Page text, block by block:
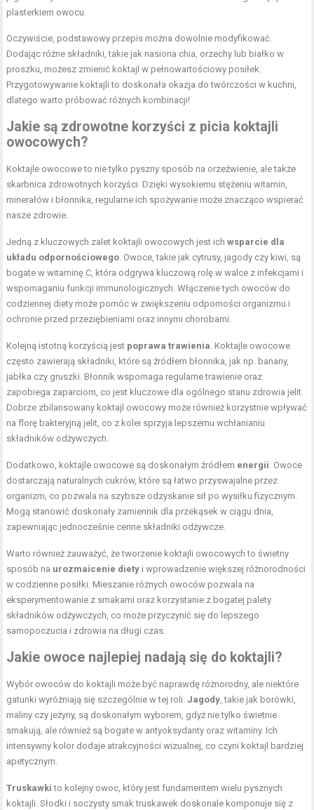
plasterkiem owocu.
Oczywiście, podstawowy przepis można dowolnie modyfikować.
Dodając różne składniki, takie jak nasiona chia, orzechy lub białko w
proszku, możesz zmienić koktajl w pełnowartościowy posiłek.
Przygotowywanie koktajli to doskonała okazja do twórczości w kuchni,
dlatego warto próbować różnych kombinacji!
Jakie są zdrowotne korzyści z picia koktajli
owocowych?
Koktajle owocowe to nie tylko pyszny sposób na orzeźwienie, ale także
skarbnica zdrowotnych korzyści. Dzięki wysokiemu stężeniu witamin,
minerałów i błonnika, regularne ich spożywanie może znacząco wspierać
nasze zdrowie.
Jedną z kluczowych zalet koktajli owocowych jest ichwsparcie dla
układu odpornościowego. Owoce, takie jak cytrusy, jagody czy kiwi, są
bogate w witaminę C, która odgrywa kluczową rolę w walce z infekcjami i
wspomaganiu funkcji immunologicznych. Włączenie tych owoców do
codziennej diety może pomóc w zwiększeniu odporności organizmu i
ochronie przed przeziębieniami oraz innymi chorobami.
Kolejną istotną korzyścią jest poprawa trawienia. Koktajle owocowe
często zawierają składniki, które są źródłem błonnika, jak np. banany,
jabłka czy gruszki. Błonnik wspomaga regularne trawienie oraz
zapobiega zaparciom, co jest kluczowe dla ogólnego stanu zdrowia jelit.
Dobrze zbilansowany koktajl owocowy może również korzystnie wpływać
na florę bakteryjną jelit, co z kolei sprzyja lepszemu wchłanianiu
składników odżywczych.
Dodatkowo, koktajle owocowe są doskonałym źródłem energii. Owoce
dostarczają naturalnych cukrów, które są łatwo przyswajalne przez
organizm, co pozwala na szybsze odzyskanie sił po wysiłku fizycznym.
Mogą stanowić doskonały zamiennik dla przekąsek w ciągu dnia,
zapewniając jednocześnie cenne składniki odżywcze.
Warto również zauważyć, że tworzenie koktajli owocowych to świetny
sposób na urozmaicenie diety i wprowadzenie większej różnorodności
w codzienne posiłki. Mieszanie różnych owoców pozwala na
eksperymentowanie z smakami oraz korzystanie z bogatej palety
składników odżywczych, co może przyczynić się do lepszego
samopoczucia i zdrowia na długi czas.
Jakie owoce najlepiej nadają się do koktajli?
Wybór owoców do koktajli może być naprawdę różnorodny, ale niektóre
gatunki wyróżniają się szczególnie w tej roli.Jagody, takie jak borówki,
maliny czy jeżyny, są doskonałym wyborem, gdyż nie tylko świetnie
smakują, ale również są bogate w antyoksydanty oraz witaminy. Ich
intensywny kolor dodaje atrakcyjności wizualnej, co czyni koktajl bardziej
apetycznym.
Truskawki to kolejny owoc, który jest fundamentem wielu pysznych
koktajli. Słodki i soczysty smak truskawek doskonale komponuje się z